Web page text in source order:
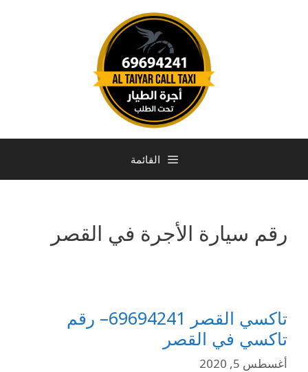
القائمة
رقم سيارة الأجرة في القصر
تاكسي القصر 69694241– رقم
تاكسي في القصر
أغسطس 5, 2020